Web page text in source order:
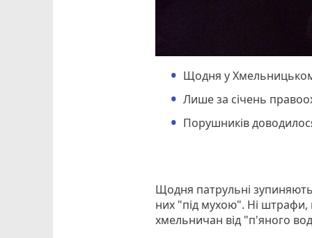
Щодня у
Лише за січень
Порушників
Щодня патрульні
них "під мухою". Ні штрафи,
хмельничан від "п'яного